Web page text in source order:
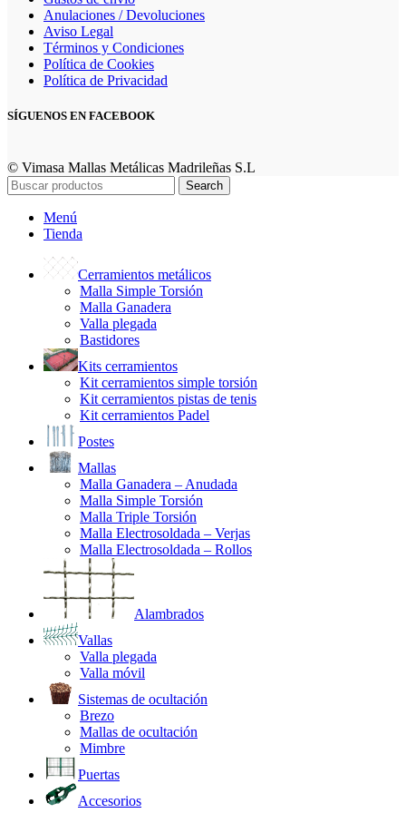
Anulaciones / Devoluciones
Aviso Legal
Términos y Condiciones
Política de Cookies
Política de Privacidad
SÍGUENOS EN FACEBOOK
© Vimasa Mallas Metálicas Madrileñas S.L
Search
Menú
Tienda
Cerramientos metálicos
Malla Simple Torsión
Malla Ganadera
Valla plegada
Bastidores
Kits cerramientos
Kit cerramientos simple torsión
Kit cerramientos pistas de tenis
Kit cerramientos Padel
Postes
Mallas
Malla Ganadera – Anudada
Malla Simple Torsión
Malla Triple Torsión
Malla Electrosoldada – Verjas
Malla Electrosoldada – Rollos
Alambrados
Vallas
Valla plegada
Valla móvil
Sistemas de ocultación
Brezo
Mallas de ocultación
Mimbre
Puertas
Accesorios